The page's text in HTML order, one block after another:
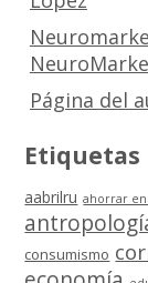
Página del
Etiquetas
aabrilru ahorrar
consumismo